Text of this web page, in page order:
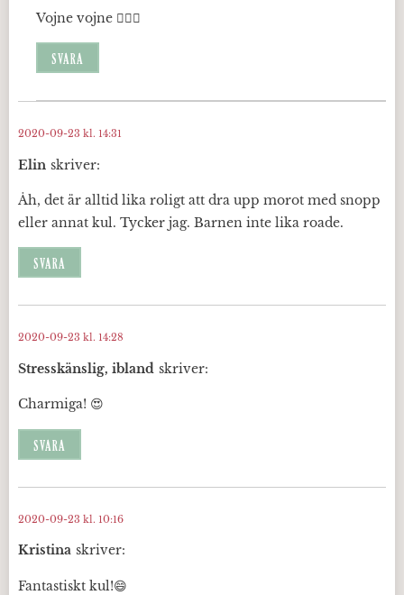
Vojne vojne 🤷🏼‍♀️
SVARA
Elin skriver:
2020-09-23 kl. 14:31
Åh, det är alltid lika roligt att dra upp morot med snopp
eller annat kul. Tycker jag. Barnen inte lika roade.
SVARA
Stresskänslig, ibland skriver:
2020-09-23 kl. 14:28
Charmiga! 😍
SVARA
Kristina skriver:
2020-09-23 kl. 10:16
Fantastiskt kul!😄